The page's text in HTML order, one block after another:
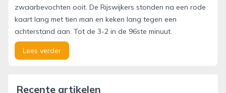
zwaarbevochten ooit. De Rijswijkers stonden na een rode
kaart lang met tien man en keken lang tegen een
achterstand aan. Tot de 3-2 in de 96ste minuut.
Lees verder
Recente artikelen